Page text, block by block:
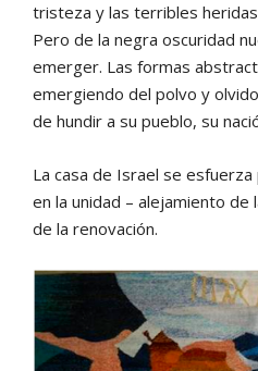
tristeza y las terribles
Pero de la negra oscuridad
emerger. Las formas
emergiendo del polvo y
de hundir a su pueblo, su
La casa de Israel se
en la unidad – alejamiento de
de la renovación.